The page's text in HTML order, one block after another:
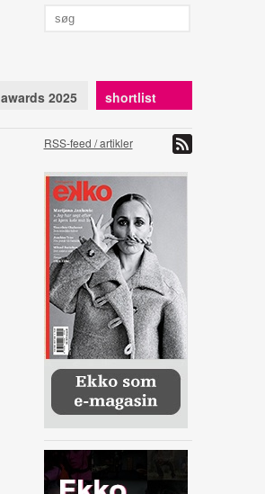
awards 2025 shortlist
RSS-feed / artikler